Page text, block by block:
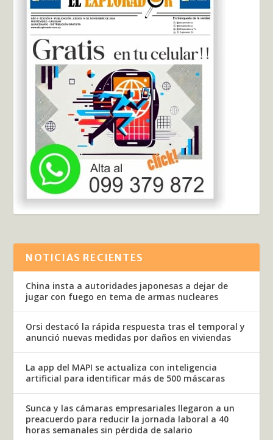
NOTICIAS RECIENTES
China insta a autoridades japonesas a dejar de
jugar con fuego en tema de armas nucleares
Orsi destacó la rápida respuesta tras el temporal y
anunció nuevas medidas por daños en viviendas
La app del MAPI se actualiza con inteligencia
artificial para identificar más de 500 máscaras
Sunca y las cámaras empresariales llegaron a un
preacuerdo para reducir la jornada laboral a 40
horas semanales sin pérdida de salario